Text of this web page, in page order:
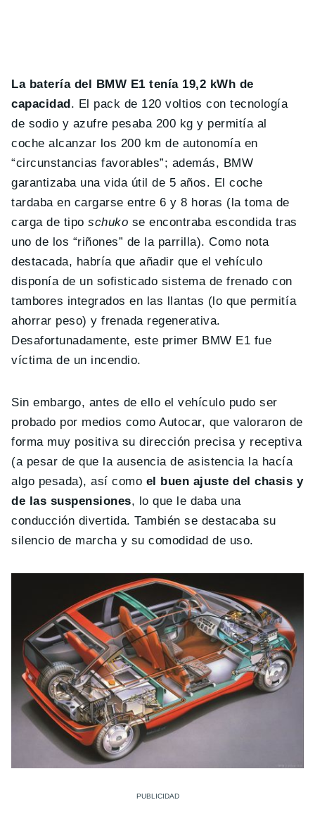
La batería del BMW E1 tenía 19,2 kWh de
capacidad. El pack de 120 voltios con tecnología
de sodio y azufre pesaba 200 kg y permitía al
coche alcanzar los 200 km de autonomía en
“circunstancias favorables”; además, BMW
garantizaba una vida útil de 5 años. El coche
tardaba en cargarse entre 6 y 8 horas (la toma de
carga de tiposchuko se encontraba escondida tras
uno de los “riñones” de la parrilla). Como nota
destacada, habría que añadir que el vehículo
disponía de un sofisticado sistema de frenado con
tambores integrados en las llantas (lo que permitía
ahorrar peso) y frenada regenerativa.
Desafortunadamente, este primer BMW E1 fue
víctima de un incendio.
Sin embargo, antes de ello el vehículo pudo ser
probado por medios como Autocar, que valoraron de
forma muy positiva su dirección precisa y receptiva
(a pesar de que la ausencia de asistencia la hacía
algo pesada), así como el buen ajuste del chasis y
de las suspensiones, lo que le daba una
conducción divertida. También se destacaba su
silencio de marcha y su comodidad de uso.